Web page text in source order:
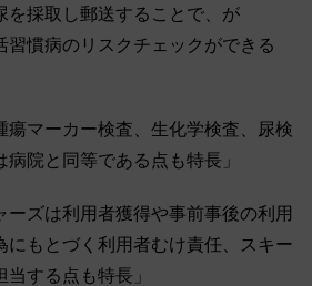
を採取し郵送することで、が
習慣病のリスクチェックができる
瘍マーカー検査、生化学検査、尿検
院と同等である点も特長」
ーズは利用者獲得や事前事後の利用
にもとづく利用者むけ責任、スキー
する点も特長」